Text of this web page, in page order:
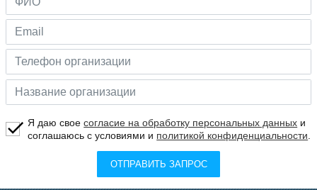
Я даю своесогласие на обработку персональных данных и
соглашаюсь с условиями и политикой конфиденциальности
ОТПРАВИТЬ ЗАПРОС